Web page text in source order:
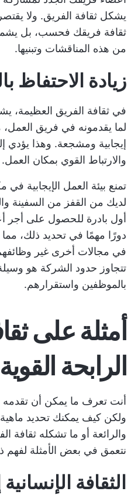
يشكل ثقافة الفريق. ولا
ثقافة فريقك فحسب، بل يشمل
من هذه المناقشات وتبنيها.
زيادة الاحتفاظ
في ثقافة الفريق العظيمة،
لما يقدمونه في فريق العمل،
إيجابية ومشجعة. وهذا يؤدي
والارتباط القوي بمكان العمل.
تمنع بيئة العمل الإيجابية في
لديك من القفز من السفينة
أول بادرة للحصول على أجر
دورًا مهمًا في تحديد ذلك،
في مجالات أخرى غير
تتجاوز حدود الشركة هو
بالموظفين واستقرارهم.
أمثلة على
الرابحة القوية
أنت تعرف ما يمكن أن تقدمه
ولكن كيف يمكنك تحديد ماهية
والرائعة أو ما تشكله ثقافة
نتعمق في بعض الأمثلة لفهم
الثقافة الإنسانية